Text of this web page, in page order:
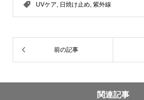
UVケア
日焼け止め 紫外線
前の記事
関連記事